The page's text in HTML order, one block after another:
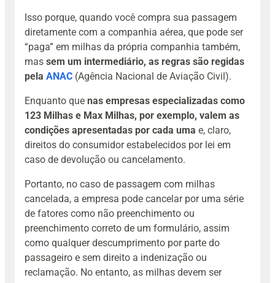
Isso porque, quando você compra sua passagem
diretamente com a companhia aérea, que pode ser
“paga” em milhas da própria companhia também,
mas sem um intermediário, as regras são regidas
pela ANAC (Agência Nacional de Aviação Civil).
Enquanto que nas empresas especializadas como
123 Milhas e Max Milhas, por exemplo, valem as
condições apresentadas por cada uma e, claro,
direitos do consumidor estabelecidos por lei em
caso de devolução ou cancelamento.
Portanto, no caso de passagem com milhas
cancelada, a empresa pode cancelar por uma série
de fatores como não preenchimento ou
preenchimento correto de um formulário, assim
como qualquer descumprimento por parte do
passageiro e sem direito a indenização ou
reclamação. No entanto, as milhas devem ser